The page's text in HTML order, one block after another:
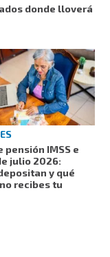
donde lloverá
pensión IMSS e
julio 2026:
y qué
recibes tu